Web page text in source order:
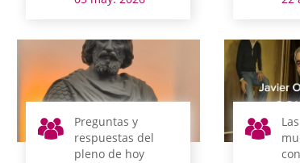
Garaikoetxea
Preguntas y
respuestas del
pleno de hoy